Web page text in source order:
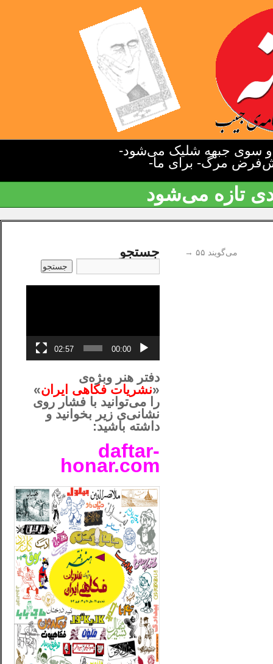
سوی جبهه شلیک می‌شود-
مرگ- برای ما-
تازه می‌شود
می‌گویند ۵۵ → جستجو
00:00
02:57
دفتر هنر وبژه‌ی
«نشریات فکاهی ایران»
را می‌توانید با فشار روی
نشانی‌ی زیر بخوانید و
داشته باشید:
daftar-
honar.com